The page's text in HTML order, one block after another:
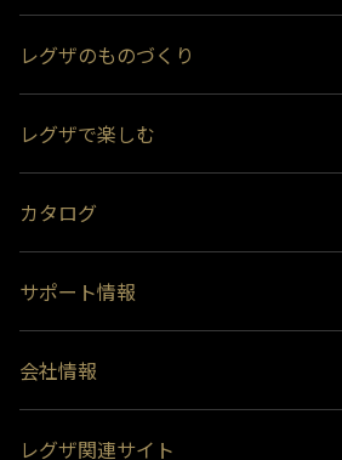
レグザのものづくり
受賞履歴
おすすめ番組
レグザで楽しむ
カタログ
サポート情報
インフォメーション 一覧
よくあるご質問 (FAQ）
会社情報
レグザ関連サイト